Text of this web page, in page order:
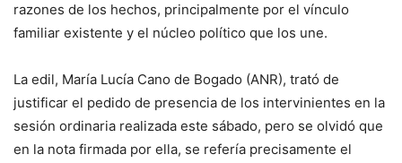
razones de los hechos, principalmente por el vínculo
familiar existente y el núcleo político que los une.
La edil, María Lucía Cano de Bogado (ANR), trató de
justificar el pedido de presencia de los intervinientes en la
sesión ordinaria realizada este sábado, pero se olvidó que
en la nota firmada por ella, se refería precisamente el